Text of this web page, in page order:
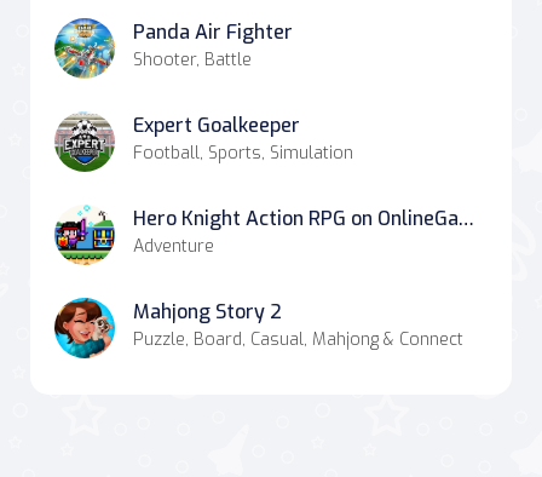
Panda Air Fighter
Shooter, Battle
Expert Goalkeeper
Football, Sports, Simulation
Hero Knight Action RPG on OnlineGames.World!
Adventure
Mahjong Story 2
Puzzle, Board, Casual, Mahjong & Connect